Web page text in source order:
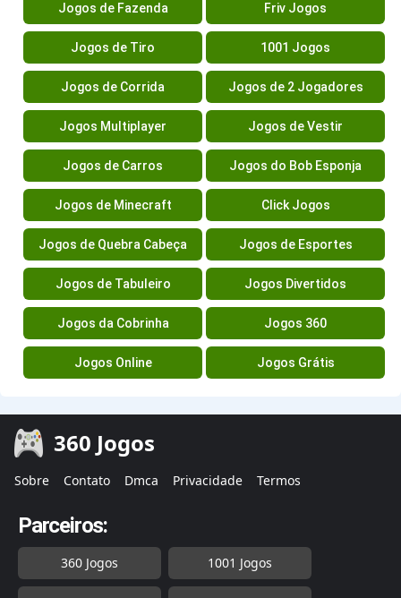
Jogos de Fazenda Friv Jogos
Jogos de Tiro 1001 Jogos
Jogos de Corrida Jogos de 2 Jogadores
Jogos Multiplayer Jogos de Vestir
Jogos de Carros Jogos do Bob Esponja
Jogos de Minecraft Click Jogos
Jogos de Quebra Cabeça Jogos de Esportes
Jogos de Tabuleiro Jogos Divertidos
Jogos da Cobrinha Jogos 360
Jogos Online Jogos Grátis
360 Jogos
Sobre Contato Dmca Privacidade Termos
Parceiros:
360 Jogos 1001 Jogos